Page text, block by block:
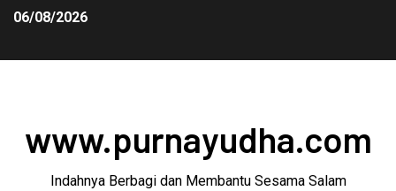
06/08/2026
www.purnayudha.com
Indahnya Berbagi dan Membantu Sesama Salam